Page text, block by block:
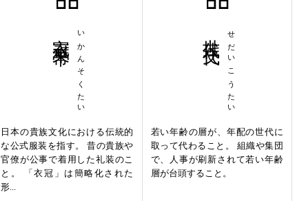
いかんそくたい
日本の貴族文化における伝統的
な公式服装を指す。 昔の貴族や
官僚が公事で着用した礼装のこ
と。 「衣冠」は簡略化された
形...
せだいこうたい
若い年齢の層が、年配の世代に
取って代わること。 組織や集団
で、人事が刷新されて若い年齢
層が台頭すること。